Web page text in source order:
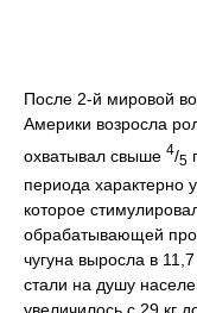
После 2-й мировой
Америки возросла
охватывал свыше 4/5
периода характерно
которое
обрабатывающей
чугуна выросла в
стали на душу